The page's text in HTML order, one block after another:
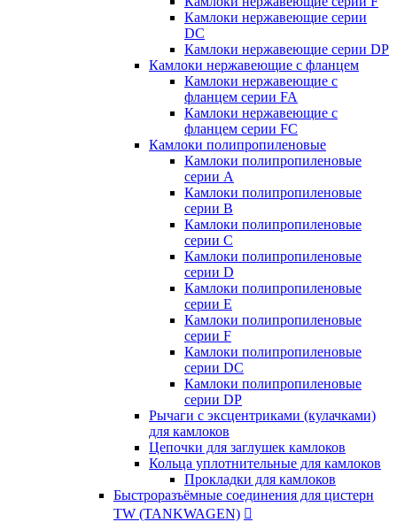
Камлоки нержавеющие серии
DC
Камлоки нержавеющие серии DP
Камлоки нержавеющие с фланцем
Камлоки нержавеющие с
фланцем серии FA
Камлоки нержавеющие с
фланцем серии FC
Камлоки полипропиленовые
Камлоки полипропиленовые
серии А
Камлоки полипропиленовые
серии B
Камлоки полипропиленовые
серии C
Камлоки полипропиленовые
серии D
Камлоки полипропиленовые
серии Е
Камлоки полипропиленовые
серии F
Камлоки полипропиленовые
серии DC
Камлоки полипропиленовые
серии DP
Рычаги с эксцентриками (кулачками)
для камлоков
Цепочки для заглушек камлоков
Кольца уплотнительные для камлоков
Прокладки для камлоков
Быстроразъёмные соединения для цистерн
TW (TANKWAGEN) 